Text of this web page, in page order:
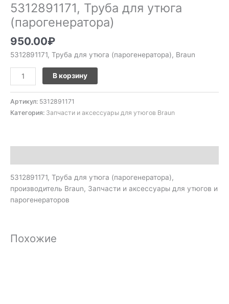
5312891171, Труба для утюга
(парогенератора)
950.00₽
5312891171, Труба для утюга (парогенератора), Braun
В корзину
Артикул: 5312891171
Категория: Запчасти и аксессуары для утюгов Braun
5312891171, Труба для утюга (парогенератора),
производитель Braun, Запчасти и аксессуары для утюгов и
парогенераторов
Похожие